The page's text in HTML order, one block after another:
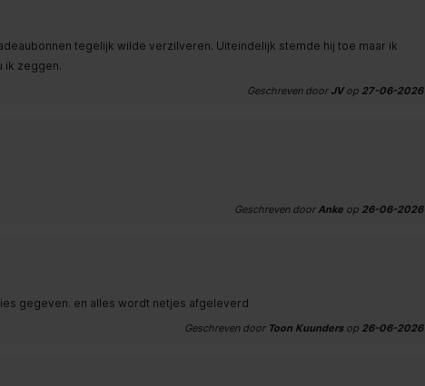
tegelijk wilde verzilveren. Uiteindelijk stemde hij toe maar ik
ik zeggen.
Geschreven door JVop 27-06-2026
Geschreven door Anke op 26-06-2026
gegeven. en alles wordt netjes afgeleverd
Geschreven door Toon Kuundersop 26-06-2026